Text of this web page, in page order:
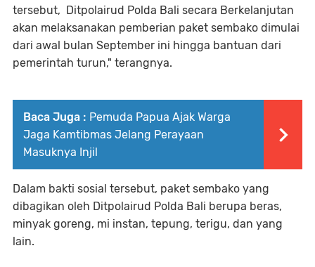
tersebut, Ditpolairud Polda Bali secara Berkelanjutan
akan melaksanakan pemberian paket sembako dimulai
dari awal bulan September ini hingga bantuan dari
pemerintah turun," terangnya.
Baca Juga : Pemuda Papua Ajak Warga
Jaga Kamtibmas Jelang Perayaan
Masuknya Injil
Dalam bakti sosial tersebut, paket sembako yang
dibagikan oleh Ditpolairud Polda Bali berupa beras,
minyak goreng, mi instan, tepung, terigu, dan yang
lain.